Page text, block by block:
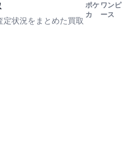
状況をまとめた買取
ポケ
カ
ワンピ
ース